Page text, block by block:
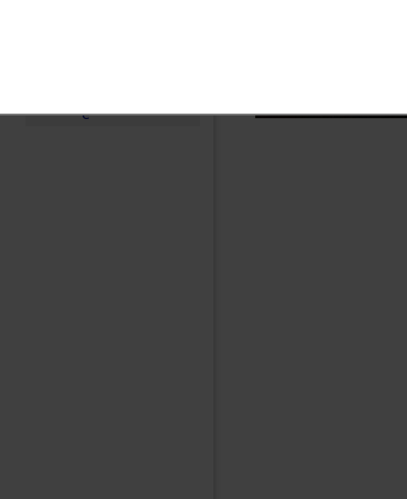
e